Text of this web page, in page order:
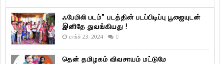
ஃபேமிலி படம்” படத்தின் படப்பிடிப்பு பூஜையுடன்
இனிதே துவங்கியது !
மார்ச் 23, 2024 0
தென் தமிழகம் விவசாயம் மட்டுமே